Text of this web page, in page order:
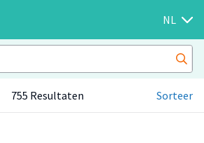
NL
755 Resultaten Sorteer